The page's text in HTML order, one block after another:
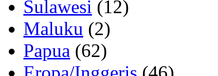
Sulawesi (12)
Maluku (2)
Papua (62)